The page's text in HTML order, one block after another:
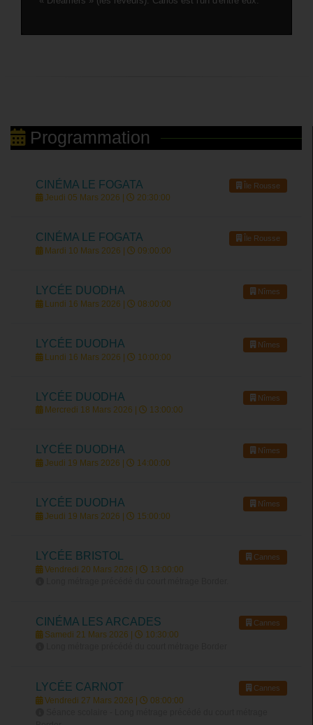
Programmation
CINÉMA LE FOGATA Île Rousse
Jeudi 05 Mars 2026 | 20:30:00
CINÉMA LE FOGATA Île Rousse
Mardi 10 Mars 2026 | 09:00:00
LYCÉE DUODHA Nîmes
Lundi 16 Mars 2026 | 08:00:00
LYCÉE DUODHA Nîmes
Lundi 16 Mars 2026 | 10:00:00
LYCÉE DUODHA Nîmes
Mercredi 18 Mars 2026 | 13:00:00
LYCÉE DUODHA Nîmes
Jeudi 19 Mars 2026 | 14:00:00
LYCÉE DUODHA Nîmes
Jeudi 19 Mars 2026 | 15:00:00
LYCÉE BRISTOL Cannes
Vendredi 20 Mars 2026 |
13:00:00
CINÉMA LES ARCADES Cannes
Samedi 21 Mars 2026 |
10:30:00
LYCÉE CARNOT Cannes
Vendredi 27 Mars 2026 |
08:00:00